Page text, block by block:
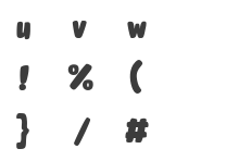
u v
w
! %
(
} /
#